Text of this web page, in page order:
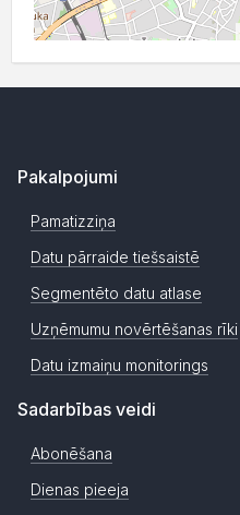
Pakalpojumi
Pamatizziņa
Datu pārraide tiešsaistē
Segmentēto datu atlase
Uzņēmumu novērtēšanas rīki
Datu izmaiņu monitorings
Sadarbības veidi
Abonēšana
Dienas pieeja